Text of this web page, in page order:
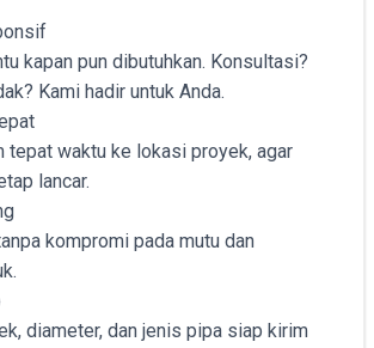
kapan pun dibutuhkan. Konsultasi?
Kami hadir untuk Anda.
tepat waktu ke lokasi proyek, agar
lancar.
kompromi pada mutu dan
diameter, dan jenis pipa siap kirim